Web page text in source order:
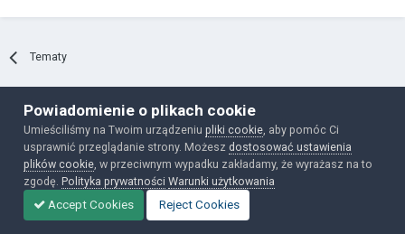
Tematy
Polityka prywatności Ciasteczka
Powered by Invision Community
Powiadomienie o plikach cookie
Umieściliśmy na Twoim urządzeniupliki cookie , aby pomóc Ci
usprawnić przeglądanie strony. Możesz dostosować ustawienia
plików cookie , w przeciwnym wypadku zakładamy, że wyrażasz na to
zgodę.Polityka prywatności Warunki użytkowania
Accept Cookies
Reject Cookies